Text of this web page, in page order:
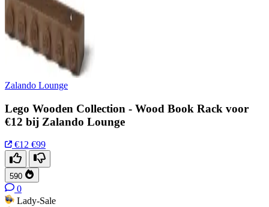
Zalando Lounge
Lego Wooden Collection - Wood Book Rack voor
€12 bij Zalando Lounge
€12 €99
590
0
Lady-Sale